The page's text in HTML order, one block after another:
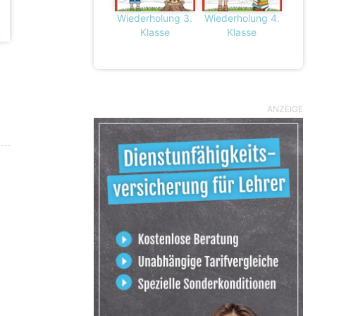
Wiederholung 3.
Klasse
Wiederholung 4.
Klasse
ANZEIGE